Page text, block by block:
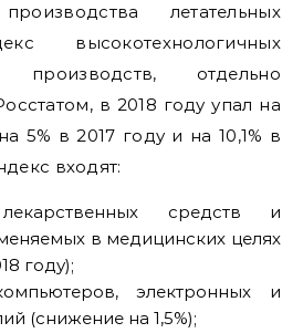
летательных
высокотехнологичных
производств, отдельно
в 2018 году упал на
5% в 2017 году и на 10,1% в
входят:
средств и
в медицинских целях
году);
электронных и
(снижение на 1,5%);